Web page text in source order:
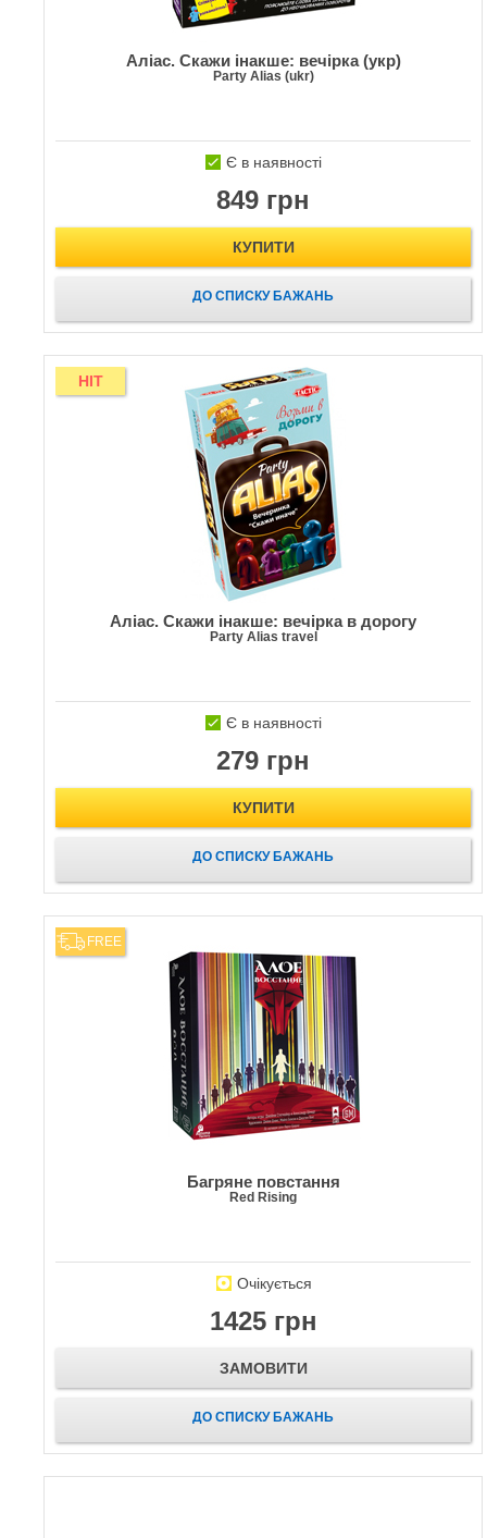
Аліас. Скажи інакше: вечірка (укр)
Party Alias (ukr)
Є в наявності
849 грн
КУПИТИ
ДО СПИСКУ БАЖАНЬ
HIT
Аліас. Скажи інакше: вечірка в дорогу
Party Alias travel
Є в наявності
279 грн
КУПИТИ
ДО СПИСКУ БАЖАНЬ
FREE
Багряне повстання
Red Rising
Очікується
1425 грн
ЗАМОВИТИ
ДО СПИСКУ БАЖАНЬ